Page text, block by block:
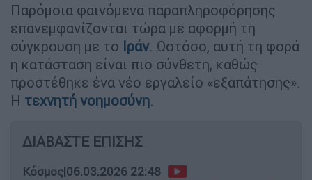
Παρόμοια φαινόμενα παραπληροφόρησης
επανεμφανίζονται τώρα με αφορμή τη
σύγκρουση με το Ιράν. Ωστόσο, αυτή τη φορά
η κατάσταση είναι πιο σύνθετη, καθώς
προστέθηκε ένα νέο εργαλείο «εξαπάτησης».
Η τεχνητή νοημοσύνη.
ΔΙΑΒΑΣΤΕ ΕΠΙΣΗΣ
Κόσμος|06.03.2026 22:48